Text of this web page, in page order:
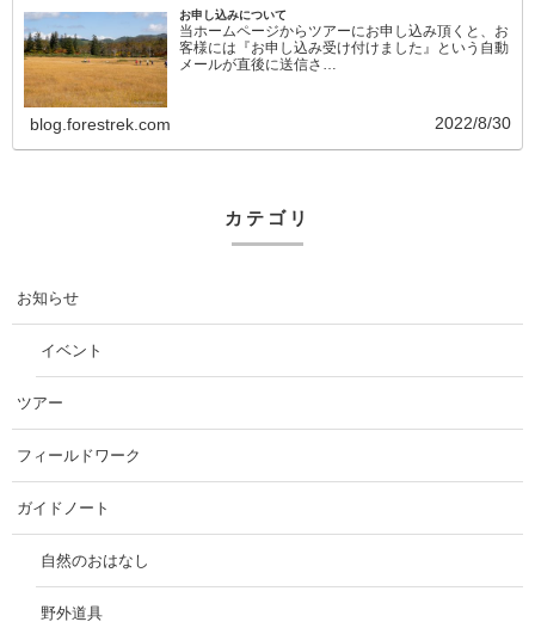
お申し込みについて
当ホームページからツアーにお申し込み頂くと、お
客様には『お申し込み受け付けました』という自動
メールが直後に送信さ…
blog.forestrek.com 2022/8/30
カテゴリ
お知らせ
イベント
ツアー
フィールドワーク
ガイドノート
自然のおはなし
野外道具